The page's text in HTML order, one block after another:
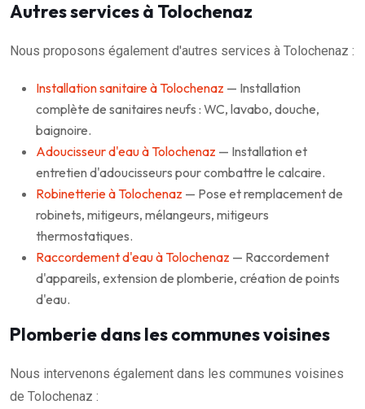
Autres services à Tolochenaz
Nous proposons également d'autres services à Tolochenaz :
Installation sanitaire à Tolochenaz — Installation
complète de sanitaires neufs : WC, lavabo, douche,
baignoire.
Adoucisseur d'eau à Tolochenaz — Installation et
entretien d'adoucisseurs pour combattre le calcaire.
Robinetterie à Tolochenaz — Pose et remplacement de
robinets, mitigeurs, mélangeurs, mitigeurs
thermostatiques.
Raccordement d'eau à Tolochenaz — Raccordement
d'appareils, extension de plomberie, création de points
d'eau.
Plomberie dans les communes voisines
Nous intervenons également dans les communes voisines
de Tolochenaz :